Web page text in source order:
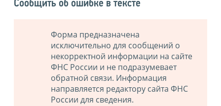
Сообщить об ошибке в тексте
Форма предназначена
исключительно для сообщений о
некорректной информации на сайте
ФНС России и не подразумевает
обратной связи. Информация
направляется редактору сайта ФНС
России для сведения.